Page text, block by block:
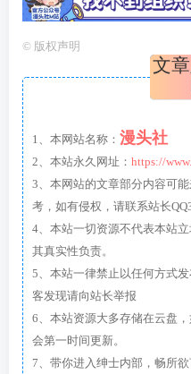
© 版权声明
文
1、本网站名称： 漫头社
2、本站永久网址： https://
3、本网站的文章部分内容可
考，如有侵权，请联系站长
4、本站一切资源不代表本站
其真实性负责。
5、本站一律禁止以任何方式
客发现请向站长举报
6、本站资源大多存储在云盘
会第一时间更新。
7、带你进入绅士内部，畅所